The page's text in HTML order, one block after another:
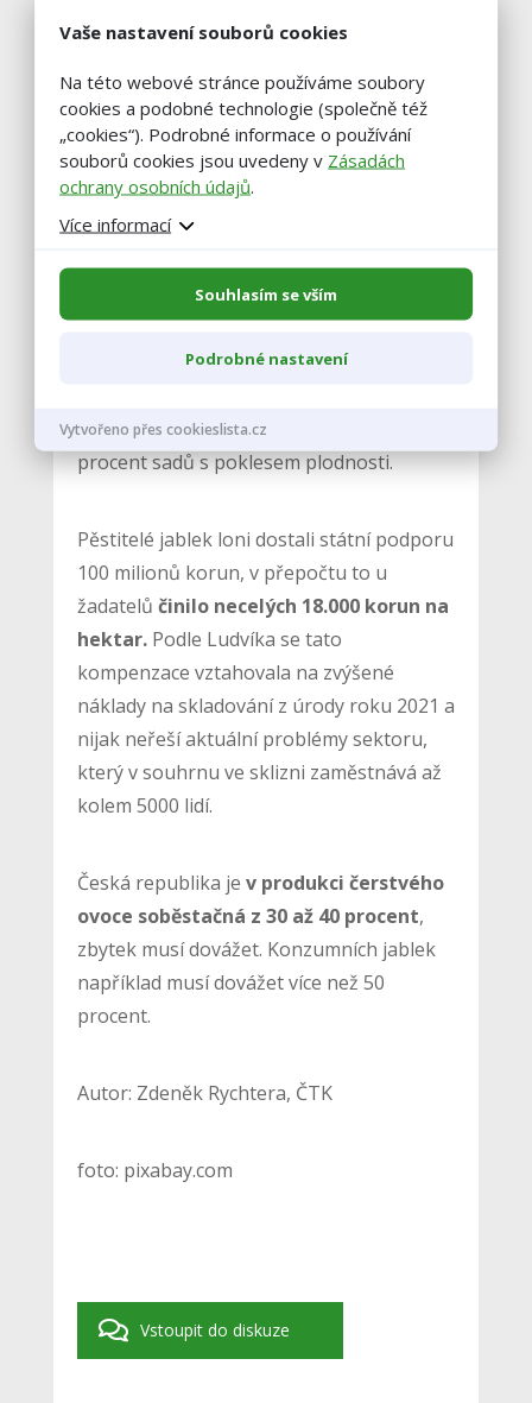
hektarů sadů
,“ uvedl Ludvík. V roce 1989
doby takzmizelo 47 procent sadů.
Jabloňových sadů loni bylo 5864 hektarů a
jejich věková struktura je nepříznivá.
Staré výsadby s poklesem plodnosti
tvoří polovinu výsadeb. Horší situace s
hodnotou 68 procent starých sadů je z
hlavních ovocných druhů jen u broskví,
které se v Česku přestávají pěstovat. Z
pěstitelé švestek, kteří mají pouze 17
procent sadů s poklesem plodnosti.
Pěstitelé jablek loni dostali státní podporu
100 milionů korun, v přepočtu to u
žadatelů činilo necelých 18.000 korun na
hektar.Podle Ludvíka se tato
kompenzace vztahovala na zvýšené
náklady na skladování z úrody roku 2021 a
nijak neřeší aktuální problémy sektoru,
který v souhrnu ve sklizni zaměstnává až
kolem 5000 lidí.
Česká republika je v produkci čerstvého
ovoce soběstačná z 30 až 40 procent,
zbytek musí dovážet. Konzumních jablek
například musí dovážet více než 50
procent.
Autor: Zdeněk Rychtera, ČTK
foto: pixabay.com
Vstoupit do diskuze
Vaše nastavení souborů cookies
Na této webové stránce používáme soubory
cookies a podobné technologie (společně též
„cookies“). Podrobné informace o používání
souborů cookies jsou uvedeny v Zásadách
ochrany osobních údajů.
Více informací
Souhlasím se vším
Podrobné nastavení
Vytvořeno přes cookieslista.cz